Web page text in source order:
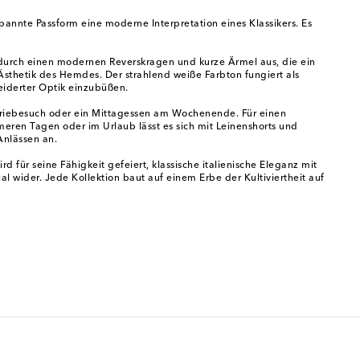
Passform eine moderne Interpretation eines Klassikers. Es
einen modernen Reverskragen und kurze Ärmel aus, die ein
des Hemdes. Der strahlend weiße Farbton fungiert als
Optik einzubüßen.
oder ein Mittagessen am Wochenende. Für einen
Tagen oder im Urlaub lässt es sich mit Leinenshorts und
an.
für seine Fähigkeit gefeiert, klassische italienische Eleganz mit
wider. Jede Kollektion baut auf einem Erbe der Kultiviertheit auf